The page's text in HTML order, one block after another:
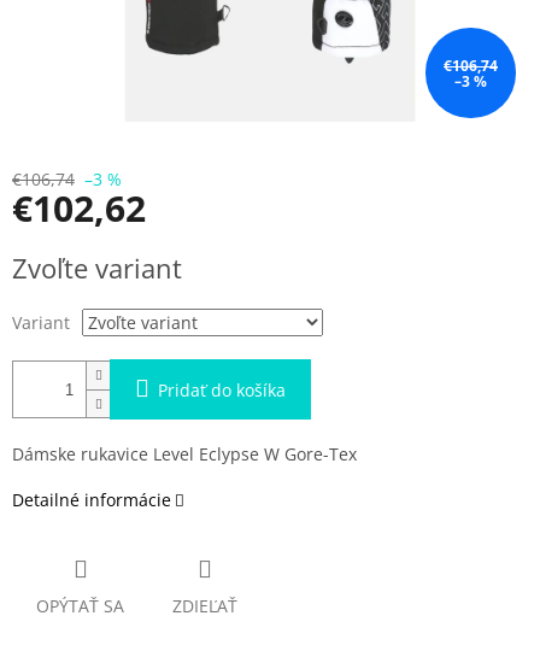
€106,74
–3 %
€106,74 –3 %
€102,62
cena:
Zvoľte variant
Variant
Pridať do košíka
Dámske rukavice Level Eclypse W Gore-Tex
Detailné informácie
OPÝTAŤ SA ZDIEĽAŤ